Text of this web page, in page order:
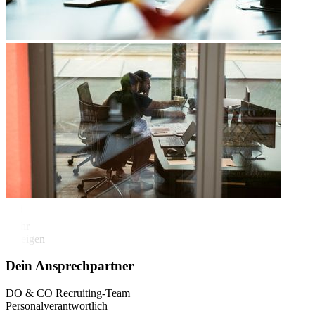
anzeigen
Dein Ansprechpartner
DO & CO Recruiting-Team
Personalverantwortlich